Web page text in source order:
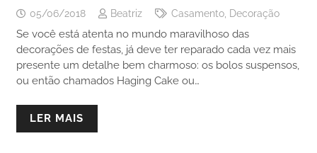
05/06/2018 Beatriz Casamento, Decoração
Se você está atenta no mundo maravilhoso das
decorações de festas, já deve ter reparado cada vez mais
presente um detalhe bem charmoso: os bolos suspensos,
ou então chamados Haging Cake ou…
LER MAIS